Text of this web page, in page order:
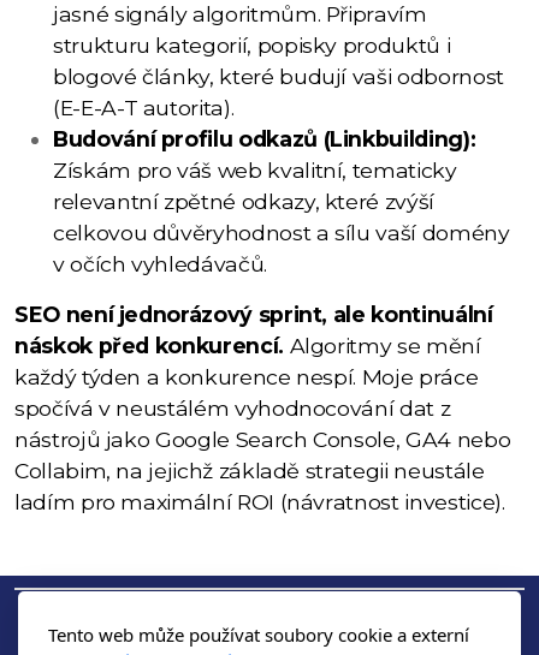
jasné signály algoritmům. Připravím
strukturu kategorií, popisky produktů i
blogové články, které budují vaši odbornost
(E-E-A-T autorita).
Budování profilu odkazů (Linkbuilding):
Získám pro váš web kvalitní, tematicky
relevantní zpětné odkazy, které zvýší
celkovou důvěryhodnost a sílu vaší domény
v očích vyhledávačů.
SEO není jednorázový sprint, ale kontinuální
náskok před konkurencí. Algoritmy se mění
každý týden a konkurence nespí. Moje práce
spočívá v neustálém vyhodnocování dat z
nástrojů jako Google Search Console, GA4 nebo
Collabim, na jejichž základě strategii neustále
ladím pro maximální ROI (návratnost investice).
Tento web může používat soubory cookie a externí